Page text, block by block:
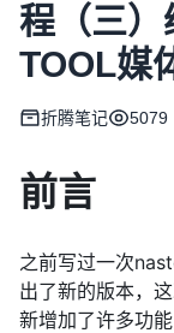
程（三
TOOL媒
折腾笔记 5079
前言
之前写过一次
出了新的版本，
新增加了许多功